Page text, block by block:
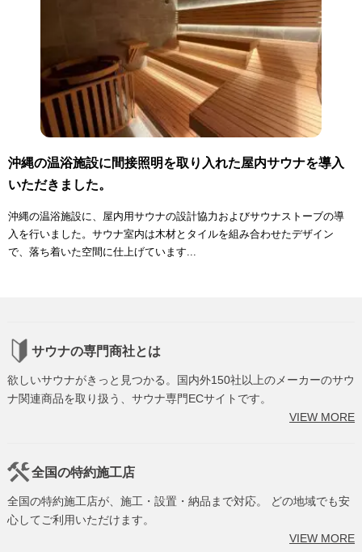
沖縄の温浴施設に間接照明を取り入れた屋内サウナを導入
いただきました。
沖縄の温浴施設に、屋内用サウナの設計協力およびサウナストーブの導
入を行いました。サウナ室内は木材とタイルを組み合わせたデザイン
で、落ち着いた空間に仕上げています...
サウナの専門商社とは
欲しいサウナがきっと見つかる。国内外150社以上のメーカーのサウ
ナ関連商品を取り扱う、サウナ専門ECサイトです。
VIEW MORE
全国の特約施工店
全国の特約施工店が、施工・設置・納品まで対応。 どの地域でも安
心してご利用いただけます。
VIEW MORE